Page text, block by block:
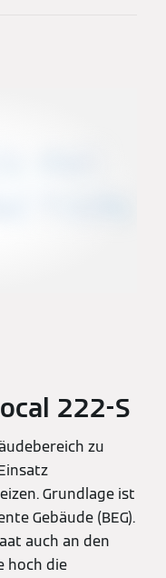
222-S
zu
Grundlage ist
Gebäude (BEG).
auch an den
hoch die